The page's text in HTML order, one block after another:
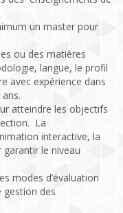
un master pour
ou des matières
langue, le profil
avec expérience dans
atteindre les objectifs
La
interactive, la
le niveau
modes d’évaluation
gestion des